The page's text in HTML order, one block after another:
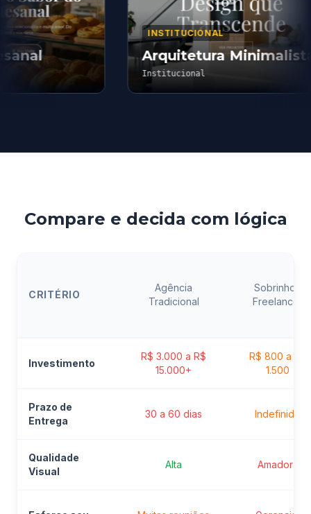
INSTITUCIONAL
Arquitetura Minimalista
Institucional
Compare e decida com lógica
CRITÉRIO
Agência
Tradicional
Sobrinho /
Freelancer
Investimento
R$ 3.000 a R$
15.000+
R$ 800 a R$
1.500
Prazo de
Entrega
30 a 60 dias Indefinido
Qualidade
Visual
Alta Amadora